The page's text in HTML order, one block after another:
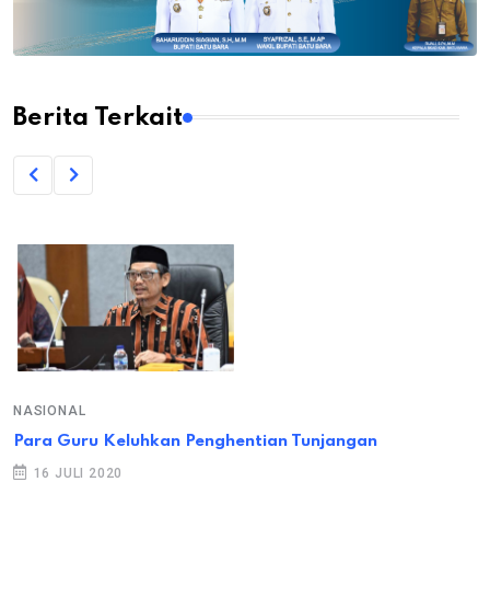
Berita Terkait
NASIONAL
Para Guru Keluhkan Penghentian Tunjangan
16 JULI 2020